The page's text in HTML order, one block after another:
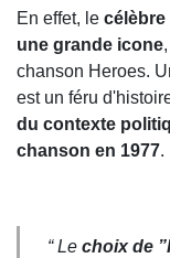
En effet, le célèbre
une grande icone,
chanson Heroes.
est un féru
du contexte
chanson en 1977.
“ Le choix de